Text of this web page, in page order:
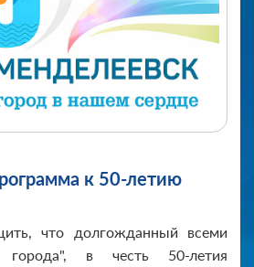
к 50-летию
что долгожданный всеми
города", в честь 50-летия